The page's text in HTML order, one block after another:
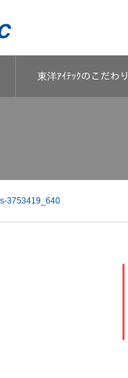
東洋ｱｲﾃｯｸのこだわり
3753419_640